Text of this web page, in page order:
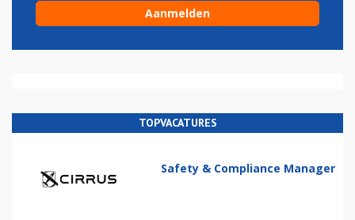
TOPVACATURES
Safety & Compliance Manager